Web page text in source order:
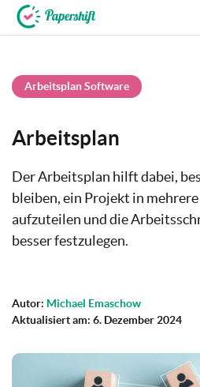
Arbeitsplan Software
Arbeitsplan
Der Arbeitsplan hilft dabei,
bleiben, ein Projekt in
aufzuteilen und die
besser festzulegen.
Autor: Michael Emaschow
Aktualisiert am: 6. Dezember 2024